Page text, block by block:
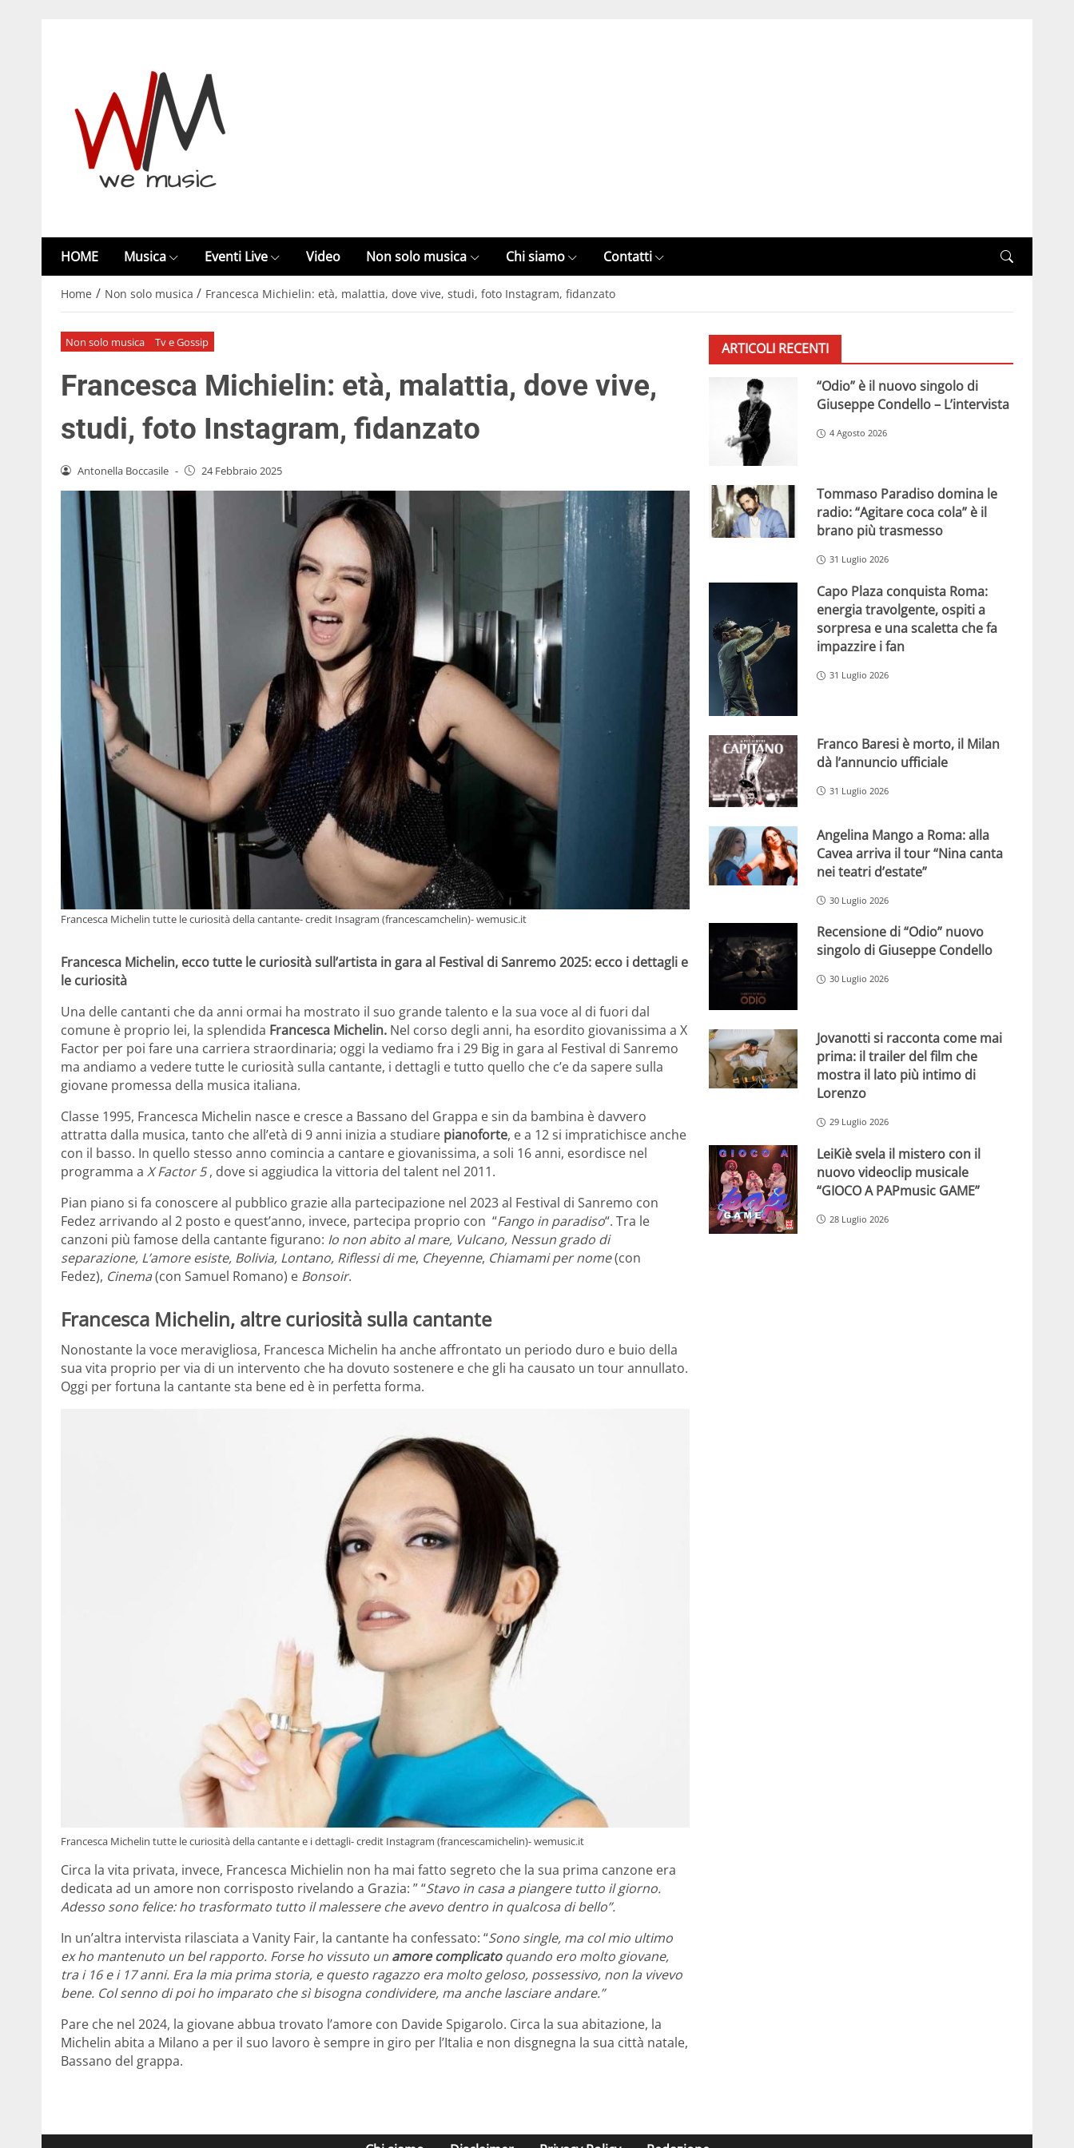
HOME Musica Eventi Live Video Non solo musica Chi siamo Contatti
Home / Non solo musica / Francesca Michielin: età, malattia, dove vive, studi, foto Instagram, fidanzato
Non solo musica Tv e Gossip
Francesca Michielin: età, malattia, dove vive,
studi, foto Instagram, fidanzato
Antonella Boccasile - 24 Febbraio 2025
Francesca Michelin tutte le curiosità della cantante- credit Insagram (francescamchelin)- wemusic.it
Francesca Michelin, ecco tutte le curiosità sull’artista in gara al Festival di Sanremo 2025: ecco i dettagli e
le curiosità
Una delle cantanti che da anni ormai ha mostrato il suo grande talento e la sua voce al di fuori dal
comune è proprio lei, la splendida Francesca Michelin. Nel corso degli anni, ha esordito giovanissima a X
Factor per poi fare una carriera straordinaria; oggi la vediamo fra i 29 Big in gara al Festival di Sanremo
ma andiamo a vedere tutte le curiosità sulla cantante, i dettagli e tutto quello che c’e da sapere sulla
giovane promessa della musica italiana.
Classe 1995, Francesca Michelin nasce e cresce a Bassano del Grappa e sin da bambina è davvero
attratta dalla musica, tanto che all’età di 9 anni inizia a studiare pianoforte, e a 12 si impratichisce anche
con il basso. In quello stesso anno comincia a cantare e giovanissima, a soli 16 anni, esordisce nel
programma a X Factor 5, dove si aggiudica la vittoria del talent nel 2011.
Pian piano si fa conoscere al pubblico grazie alla partecipazione nel 2023 al Festival di Sanremo con
Fedez arrivando al 2 posto e quest’anno, invece, partecipa proprio con “Fango in paradiso“. Tra le
canzoni più famose della cantante figurano: Io non abito al mare, Vulcano, Nessun grado di
separazione, L’amore esiste, Bolivia, Lontano, Riflessi di me, Cheyenne, Chiamami per nome(con
Fedez), Cinema(con Samuel Romano) e Bonsoir.
Francesca Michelin, altre curiosità sulla cantante
Nonostante la voce meravigliosa, Francesca Michelin ha anche affrontato un periodo duro e buio della
sua vita proprio per via di un intervento che ha dovuto sostenere e che gli ha causato un tour annullato.
Oggi per fortuna la cantante sta bene ed è in perfetta forma.
Francesca Michelin tutte le curiosità della cantante e i dettagli- credit Instagram (francescamichelin)- wemusic.it
Circa la vita privata, invece, Francesca Michielin non ha mai fatto segreto che la sua prima canzone era
dedicata ad un amore non corrisposto rivelando a Grazia: ” “Stavo in casa a piangere tutto il giorno.
Adesso sono felice: ho trasformato tutto il malessere che avevo dentro in qualcosa di bello”.
In un’altra intervista rilasciata a Vanity Fair, la cantante ha confessato: “Sono single, ma col mio ultimo
ex ho mantenuto un bel rapporto. Forse ho vissuto un amore complicatoquando ero molto giovane,
tra i 16 e i 17 anni. Era la mia prima storia, e questo ragazzo era molto geloso, possessivo, non la vivevo
bene. Col senno di poi ho imparato che sì bisogna condividere, ma anche lasciare andare.”
Pare che nel 2024, la giovane abbua trovato l’amore con Davide Spigarolo. Circa la sua abitazione, la
Michelin abita a Milano a per il suo lavoro è sempre in giro per l’Italia e non disgnegna la sua città natale,
Bassano del grappa.
ARTICOLI RECENTI
“Odio” è il nuovo singolo di
Giuseppe Condello – L’intervista
4 Agosto 2026
Tommaso Paradiso domina le
radio: “Agitare coca cola” è il
brano più trasmesso
31 Luglio 2026
Capo Plaza conquista Roma:
energia travolgente, ospiti a
sorpresa e una scaletta che fa
impazzire i fan
31 Luglio 2026
Franco Baresi è morto, il Milan
dà l’annuncio ufficiale
31 Luglio 2026
Angelina Mango a Roma: alla
Cavea arriva il tour “Nina canta
nei teatri d’estate”
30 Luglio 2026
Recensione di “Odio” nuovo
singolo di Giuseppe Condello
30 Luglio 2026
Jovanotti si racconta come mai
prima: il trailer del film che
mostra il lato più intimo di
Lorenzo
29 Luglio 2026
LeiKiè svela il mistero con il
nuovo videoclip musicale
“GIOCO A PAPmusic GAME”
28 Luglio 2026